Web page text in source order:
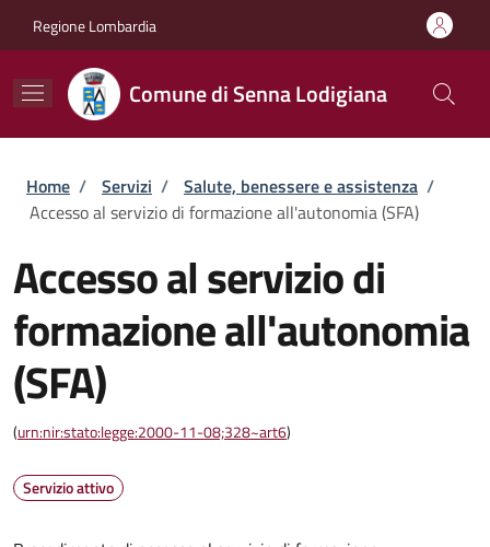
Regione Lombardia
Comune di Senna Lodigiana
Briciole di pane
Home / Servizi / Salute, benessere e assistenza /
Accesso al servizio di formazione all'autonomia (SFA)
Accesso al servizio di
formazione all'autonomia
(SFA)
(urn:nir:stato:legge:2000-11-08;328~art6)
Servizio attivo